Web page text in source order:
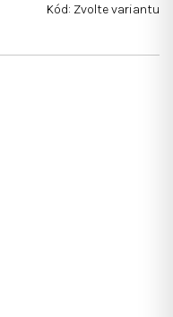
Kód: Zvolte variantu